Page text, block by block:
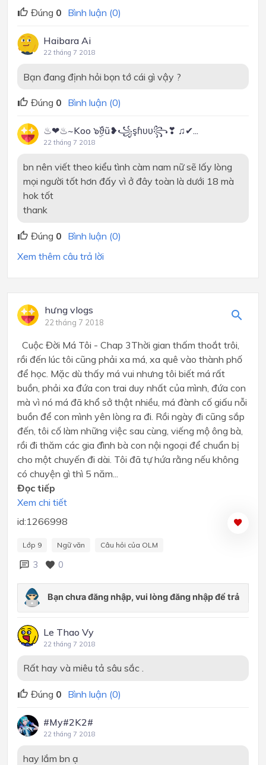
Đúng 0 Bình luận (0)
Haibara Ai
22 tháng 7 2018
Bạn đang định hỏi bọn tớ cái gì vậy ?
Đúng 0 Bình luận (0)
♨❤♨~Koo ๖ۣۜϑũ❥꧁şɦυυ꧂❣ ♫✔...
22 tháng 7 2018
bn nên viết theo kiểu tình càm nam nữ sẽ lấy lòng
mọi người tốt hơn đấy vì ở đây toàn là dưới 18 mà
hok tốt
thank
Đúng 0 Bình luận (0)
Xem thêm câu trả lời
hưng vlogs
22 tháng 7 2018
Cuộc Đời Má Tôi - Chap 3Thời gian thấm thoắt trôi,
rồi đến lúc tôi cũng phải xa má, xa quê vào thành phố
để học. Mặc dù thấy má vui nhưng tôi biết má rất
buồn, phải xa đứa con trai duy nhất của mình, đứa con
mà vì nó má đã khổ sở thật nhiều, má đành cố giấu nỗi
buồn để con mình yên lòng ra đi. Rồi ngày đi cũng sắp
đến, tôi cố làm những việc sau cùng, viếng mộ ông bà,
rồi đi thăm các gia đình bà con nội ngoại để chuẩn bị
cho một chuyến đi dài. Tôi đã tự hứa rằng nếu không
có chuyện gì thì 5 năm...
Đọc tiếp
Xem chi tiết
id:1266998
Lớp 9 Ngữ văn Câu hỏi của OLM
3 0
Le Thao Vy
22 tháng 7 2018
Rất hay và miêu tả sâu sắc .
Đúng 0 Bình luận (0)
#My#2K2#
22 tháng 7 2018
hay lắm bn ạ